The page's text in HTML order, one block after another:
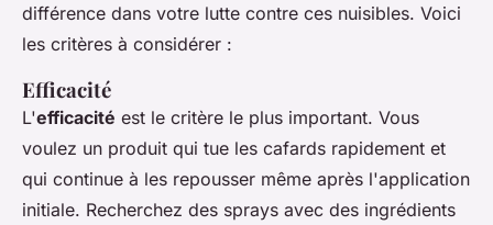
différence dans votre lutte contre ces nuisibles. Voici
les critères à considérer :
Efficacité
L'efficacité est le critère le plus important. Vous
voulez un produit qui tue les cafards rapidement et
qui continue à les repousser même après l'application
initiale. Recherchez des sprays avec des ingrédients